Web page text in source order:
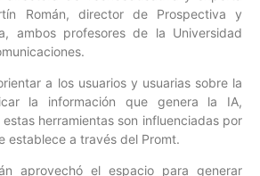
Román, director de Prospectiva y
ambos profesores de la Universidad
a los usuarios y usuarias sobre la
la información que genera la IA,
herramientas son influenciadas por
establece a través del Promt.
aprovechó el espacio para generar